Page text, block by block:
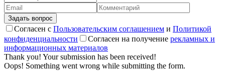
Согласен с Пользовательским соглашением и Политикой
конфиденциальности
Согласен на получение рекламных и
информационных материалов
Thank you! Your submission has been received!
Oops! Something went wrong while submitting the form.